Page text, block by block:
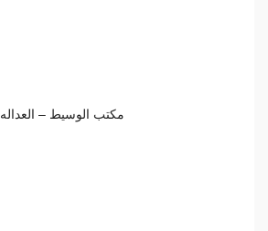
مكتب الوسيط – العداله